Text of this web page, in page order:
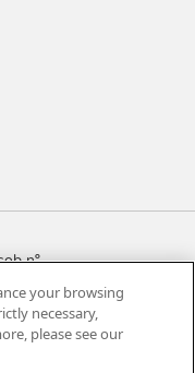
nº
Bloco B, 2º
your browsing
necessary,
please see our